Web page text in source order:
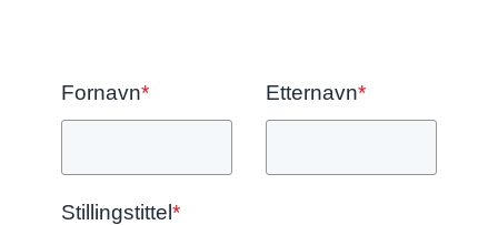
Fornavn* Etternavn*
Stillingstittel*